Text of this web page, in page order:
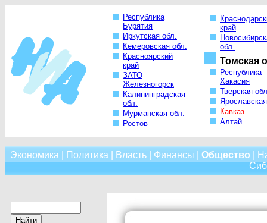
Республика
Бурятия
Иркутская обл.
Кемеровская обл.
Красноярский
край
ЗАТО
Железногорск
Калининградская
обл.
Мурманская обл.
Ростов
край
обл.
Томская
Республика
Хакасия
Тверская
Кавказ
Алтай
Экономика Политика Власть| Финансы Общество